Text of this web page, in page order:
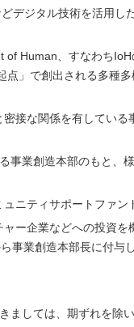
デジタル技術を活用し
Human、すなわち
」で創出される多種
接な関係を有してい
事業創造本部のもと、
ニティサポートファン
ー企業などへの投資を
事業創造本部長に付与
ましては、期ずれを除